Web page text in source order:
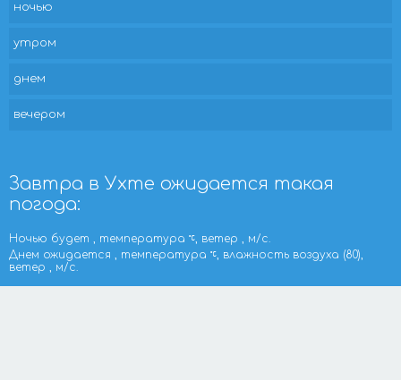
ночью
утром
днем
вечером
Завтра в Ухте ожидается такая
погода:
Ночью будет , температура
, ветер , м/с.
Днем ожидается , температура
, влажность воздуха (80),
ветер , м/с.